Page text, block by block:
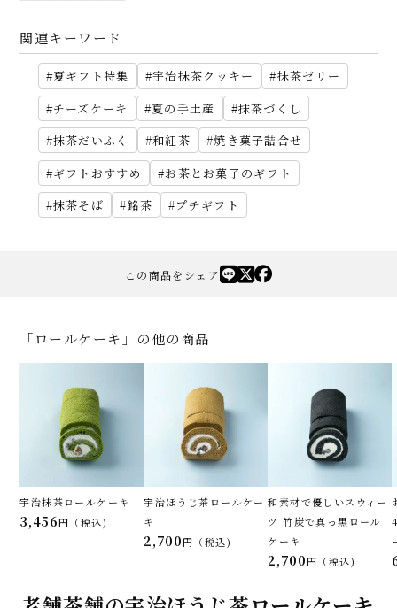
関連キーワード
夏ギフト特集 宇治抹茶クッキー
抹茶ゼリー
チーズケーキ
夏の手土産
抹茶づくし
抹茶だいふく
和紅茶
焼き菓子詰合せ
ギフトおすすめ
お茶とお菓子のギフト
抹茶そば
銘茶 プチギフト
この商品をシェア
「ロールケーキ」の他の商品
宇治抹茶ロールケーキ
3,456 税込
宇治ほうじ茶ロールケー
キ
2,700 税込
和素材で優しいスウィー
ツ 竹炭で真っ黒ロール
ケーキ
2,700 税込